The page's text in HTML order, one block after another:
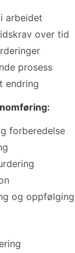
arbeidet
over tid
prosess
endring
forberedelse
og oppfølging